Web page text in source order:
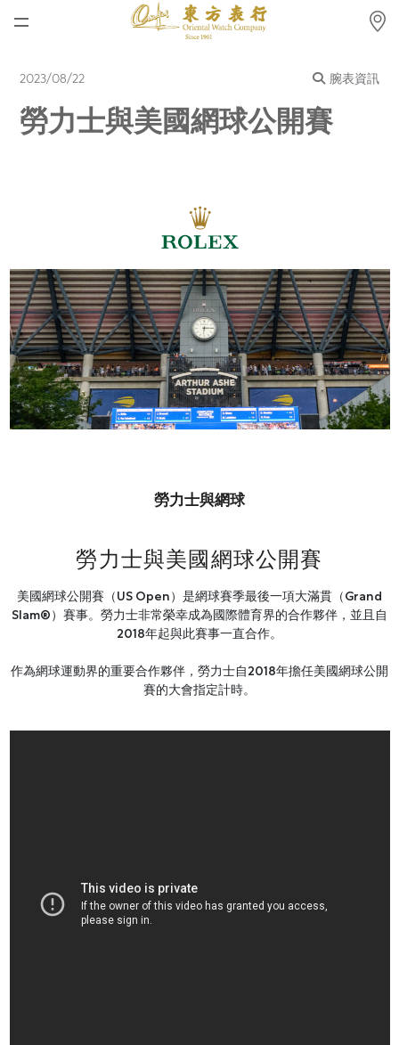
最新消息
腕表資訊
帝舵表
品牌
店鋪位置
網上商店
聯絡我們
會員
登入
2023/08/22 腕表資訊
勞力士與美國網球公開賽
勞力士與網球
勞力士與美國網球公開賽
美國網球公開賽（US Open）是網球賽季最後一項大滿貫（Grand
Slam®）賽事。勞力士非常榮幸成為國際體育界的合作夥伴，並且自
2018年起與此賽事一直合作。
作為網球運動界的重要合作夥伴，勞力士自2018年擔任美國網球公開
賽的大會指定計時。